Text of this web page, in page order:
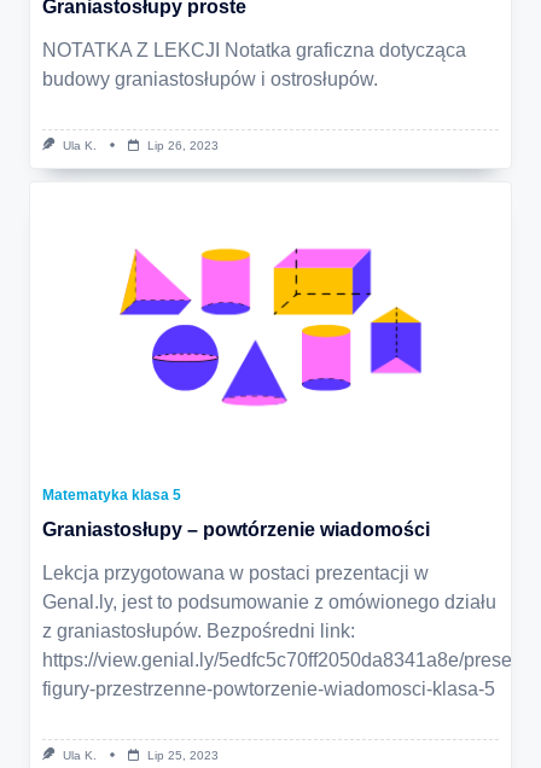
Graniastosłupy proste
NOTATKA Z LEKCJI Notatka graficzna dotycząca
budowy graniastosłupów i ostrosłupów.
Ula K. Lip 26, 2023
Matematyka klasa 5
Graniastosłupy – powtórzenie wiadomości
Lekcja przygotowana w postaci prezentacji w
Genal.ly, jest to podsumowanie z omówionego działu
z graniastosłupów. Bezpośredni link:
https://view.genial.ly/5edfc5c70ff2050da8341a8e/
figury-przestrzenne-powtorzenie-wiadomosci-klasa-5
Ula K. Lip 25, 2023